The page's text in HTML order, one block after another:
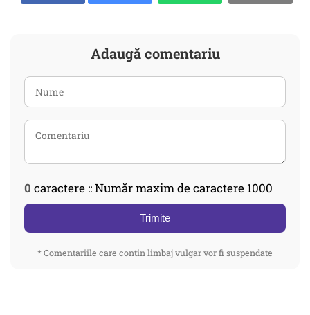
Adaugă comentariu
0 caractere :: Număr maxim de caractere 1000
Trimite
* Comentariile care contin limbaj vulgar vor fi suspendate